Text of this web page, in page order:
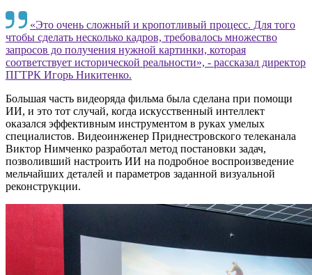
«Это очень сложный и кропотливый процесс. Для того
чтобы сделать несколько кадров, требовалось множество
запросов до получения нужной картинки, которая
соответствует исторической реальности», - рассказал директор
ПГТРК Игорь Никитенко.
Большая часть видеоряда фильма была сделана при помощи
ИИ, и это тот случай, когда искусственный интеллект
оказался эффективным инструментом в руках умелых
специалистов. Видеоинженер Приднестровского телеканала
Виктор Нимченко разработал метод постановки задач,
позволивший настроить ИИ на подробное воспроизведение
мельчайших деталей и параметров заданной визуальной
реконструкции.